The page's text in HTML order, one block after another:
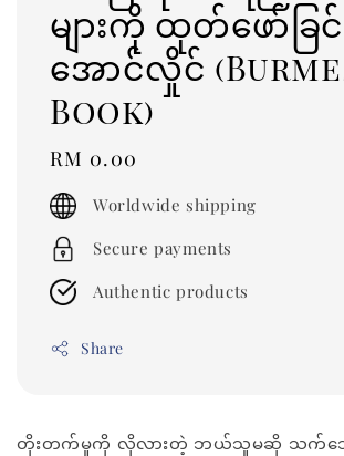
များကို ထုတ်ဖော်ခြင်
အောင်လှိုင်
Book)
Regular
price
RM 0.00
Worldwide shipping
Secure payments
Authentic products
Share
တိုးတက်မှုကို လိုလားတဲ့ ဘယ်သူမဆို သက်သေ